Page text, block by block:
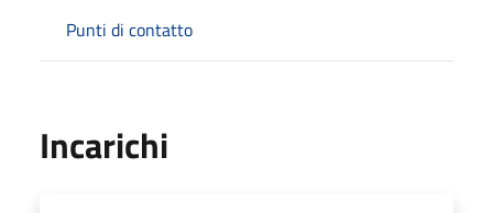
Punti di contatto
Incarichi